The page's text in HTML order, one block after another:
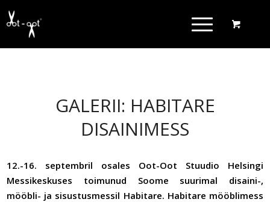
GALERII: HABITARE
DISAINIMESS
12.-16. septembril osales Oot-Oot Stuudio Helsingi
Messikeskuses toimunud Soome suurimal disaini-,
mööbli- ja sisustusmessil Habitare. Habitare mööblimess